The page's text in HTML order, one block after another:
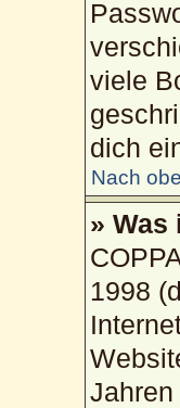
viele
dich
Nach
» Was
1998